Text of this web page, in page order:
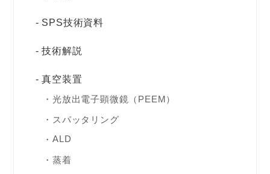
SPS技術資料
技術解説
真空装置
光放出電子顕微鏡（PEEM）
スパッタリング
ALD
蒸着